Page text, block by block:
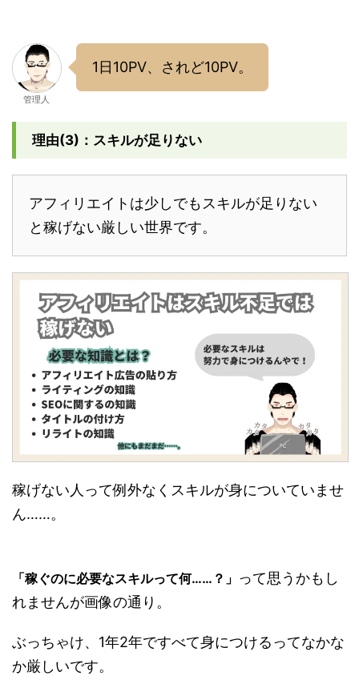
管理人
1日10PV、されど10PV。
理由(3)：スキルが足りない
アフィリエイトは少しでもスキルが足りない
と稼げない厳しい世界です。
稼げない人って例外なくスキルが身についていませ
ん……。
「稼ぐのに必要なスキルって何……？」 って思うかもし
れませんが画像の通り。
ぶっちゃけ、1年2年ですべて身につけるってなかな
か厳しいです。